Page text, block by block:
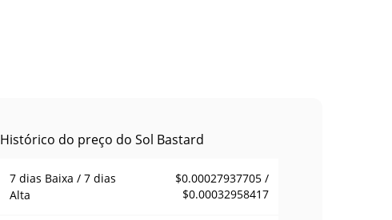
Histórico do preço do Sol Bastard
7 dias Baixa / 7 dias
Alta
$0.00027937705 /
$0.00032958417